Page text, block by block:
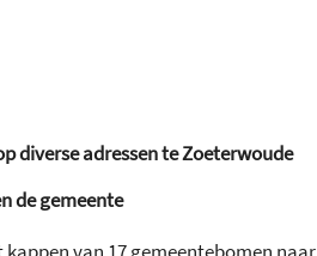
diverse adressen te Zoeterwoude
de gemeente
van 17 gemeentebomen naar